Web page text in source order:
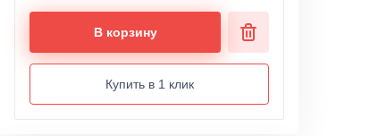
В корзину
Купить в 1 клик